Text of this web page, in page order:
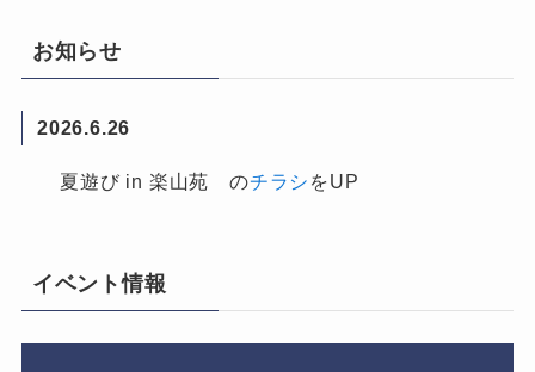
お知らせ
2026.6.26
夏遊び in 楽山苑 のチラシ をUP
イベント情報